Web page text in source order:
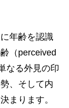
年齢を認識
（perceived
なる外見の印
、そして内
まります。